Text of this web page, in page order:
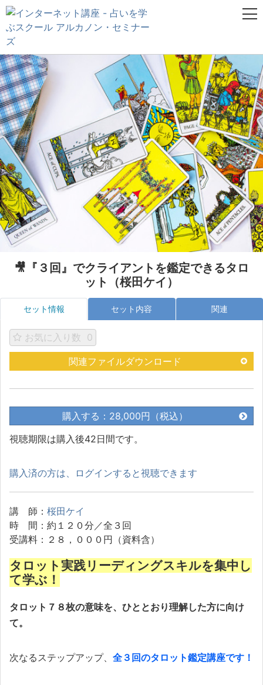
🎥『３回』でクライアントを鑑定できるタロ
ット（桜田ケイ）
セット情報 セット内容 関連
お気に入り数 0
関連ファイルダウンロード
購入する：28,000円（税込）
視聴期限は購入後42日間です。
購入済の方は、ログインすると視聴できます
講 師： 桜田ケイ
時 間：約１２０分／全３回
受講料：２８，０００円（資料含）
タロット実践リーディングスキルを集中し
て学ぶ！
タロット７８枚の意味を、ひととおり理解した方に向け
て。
次なるステップアップ、 全３回のタロット鑑定講座です！